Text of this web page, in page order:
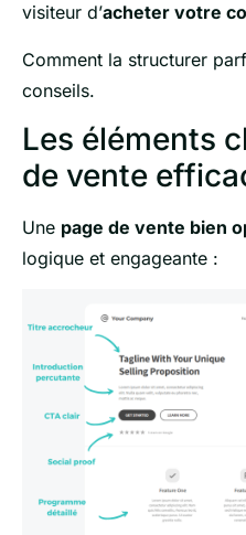
visiteur d’acheter votre
Comment la structurer
conseils.
Les éléments
de vente
Une page de vente bien
logique et engageante :